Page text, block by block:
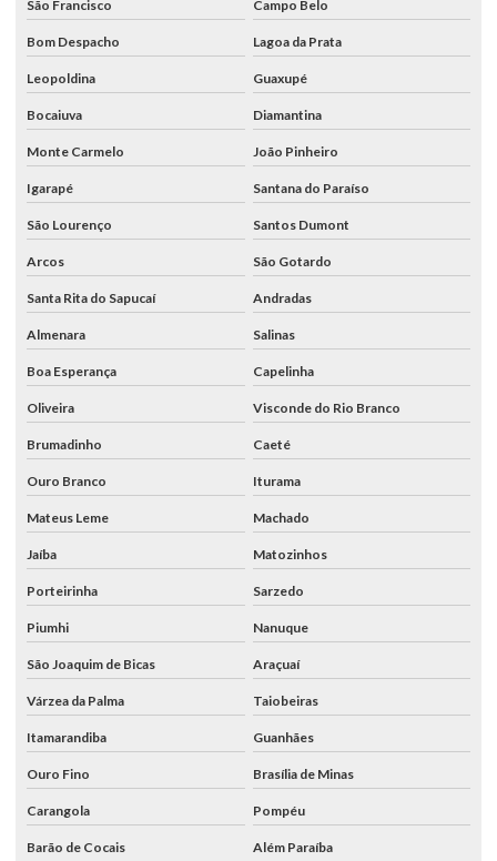
São Francisco Campo Belo
Bom Despacho Lagoa da Prata
Leopoldina Guaxupé
Bocaiuva Diamantina
Monte Carmelo João Pinheiro
Igarapé Santana do Paraíso
São Lourenço Santos Dumont
Arcos São Gotardo
Santa Rita do Sapucaí Andradas
Almenara Salinas
Boa Esperança Capelinha
Oliveira Visconde do Rio Branco
Brumadinho Caeté
Ouro Branco Iturama
Mateus Leme Machado
Jaíba Matozinhos
Porteirinha Sarzedo
Piumhi Nanuque
São Joaquim de Bicas Araçuaí
Várzea da Palma Taiobeiras
Itamarandiba Guanhães
Ouro Fino Brasília de Minas
Carangola Pompéu
Barão de Cocais Além Paraíba